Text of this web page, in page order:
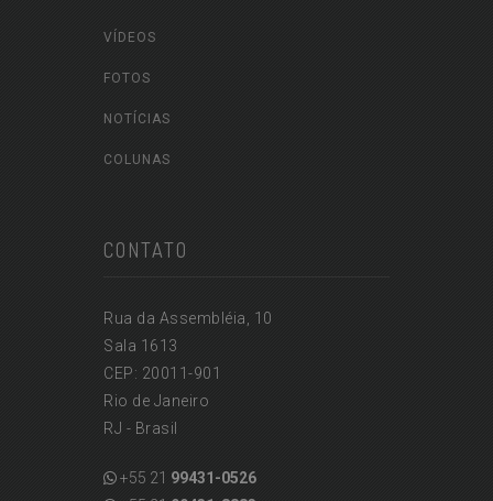
VÍDEOS
FOTOS
NOTÍCIAS
COLUNAS
CONTATO
Rua da Assembléia, 10
Sala 1613
CEP: 20011-901
Rio de Janeiro
RJ - Brasil
+55 21 99431-0526